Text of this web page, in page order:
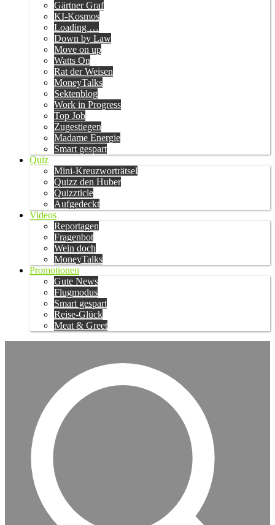
Gärtner Graf
KI-Kosmos
Loading …
Down by Law
Move on up
Watts On
Rat der Weisen
MoneyTalks
Sektenblog
Work in Progress
Top Job
Zugestiegen
Madame Energie
Smart gespart
Quiz
Mini-Kreuzworträtsel
Quizz den Huber
Quizzticle
Aufgedeckt
Videos
Reportagen
Fragenbot
Wein doch
MoneyTalks
Promotionen
Gute News
Flugmodus
Smart gespart
Reise-Glück
Meat & Greet